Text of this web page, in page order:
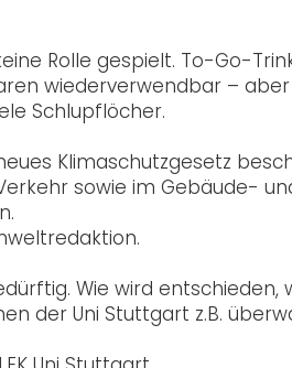
Rolle gespielt. To-Go-
wiederverwendbar – aber
Schlupflöcher.
Klimaschutzgesetz
sowie im Gebäude-
Wie wird entschieden,
der Uni Stuttgart z.B.